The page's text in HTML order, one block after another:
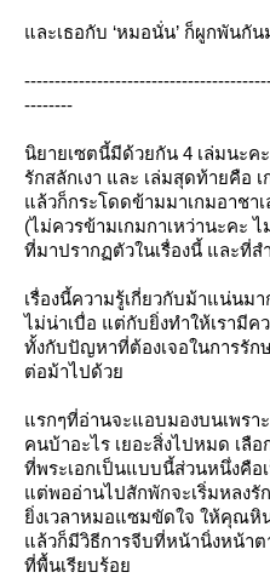
ละเธอกับ ‘หมอนั่น’ ก็ผูกพันกัน
--------
นิยายเซตนี้มีด้วยกัน 4 เล่มนะค
รักสลักเงา และ เล่มสุดท้ายคือ
ล้วก็กระโดดข้ามมาเกมอาชา
(ไม่ควรข้ามเกมกาเหว่านะคะ
ที่มาปรากฏตัวในเรื่องนี้ และที่ส
เรื่องนี้ความรู้เกี่ยวกับม้าแน่นม
ไม่น่าเบื่อ แต่กับยิ่งทำให้เรามี
ทั้งกับปัญหาที่ต้องเจอในการรัก
ต่อม้าไปด้ว
รกๆที่อ่านจะแอบมองบนเพราะ
คนบ้าอะไร เยอะสิ่งไปหมด เลื
ที่พระเอกเป็นแบบนี้ส่วนหนึ่งคือ
ต่พออ่านไปสักพักจะเริ่มหลงรั
งเวลาหมอแซมขัดใจ ให้คุณหิ
ล้วก็มีวิธีการจีบที่หน้านิ่งหน้าต
ที่พื้นเรียบร้อ